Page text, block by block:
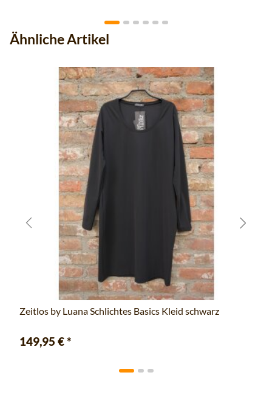
Ähnliche Artikel
Zeitlos by Luana Schlichtes Basics Kleid schwarz
149,95 €*